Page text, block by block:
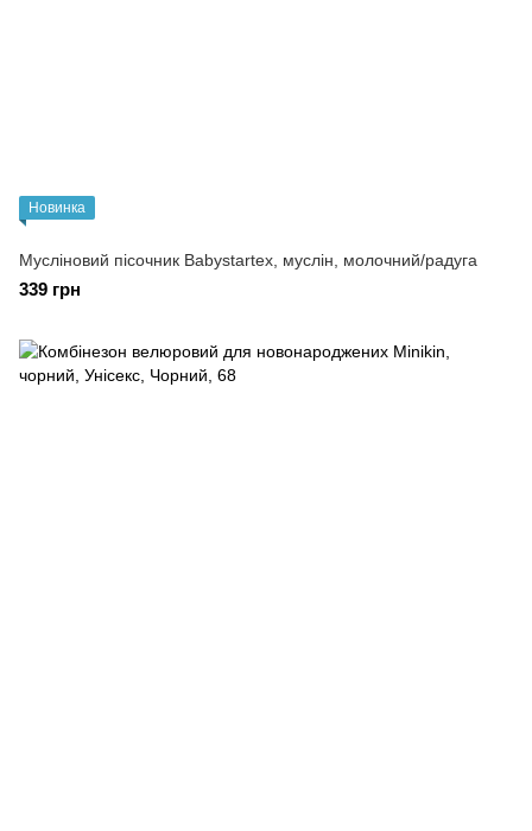
Новинка
Мусліновий пісочник Babystartex, муслін, молочний/радуга
339 грн